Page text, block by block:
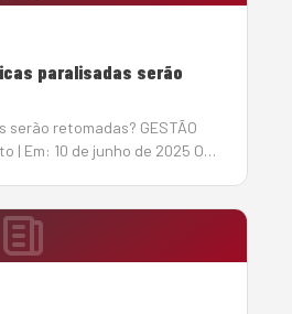
paralisadas serão
serão retomadas? GESTÃO
| Em: 10 de junho de 2025 O
h&a…